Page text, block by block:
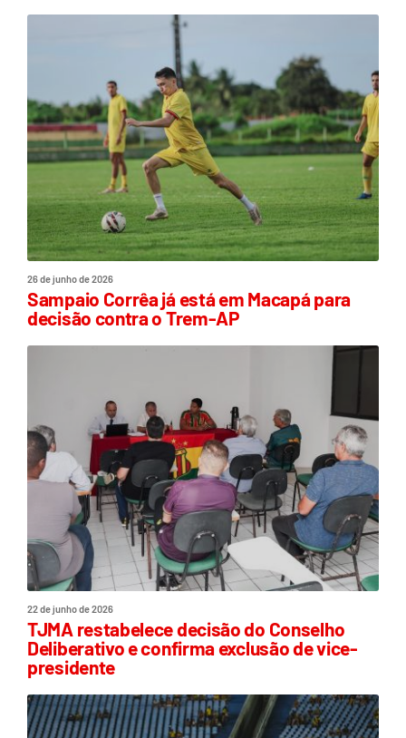
26 de junho de 2026
Sampaio Corrêa já está em Macapá para
decisão contra o Trem-AP
22 de junho de 2026
TJMA restabelece decisão do Conselho
Deliberativo e confirma exclusão de vice-
presidente